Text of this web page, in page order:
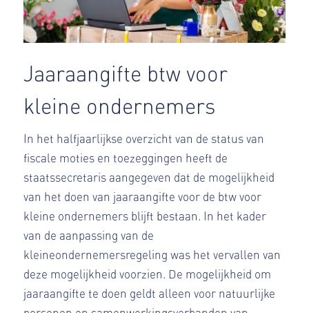
Jaaraangifte btw voor
kleine ondernemers
In het halfjaarlijkse overzicht van de status van
fiscale moties en toezeggingen heeft de
staatssecretaris aangegeven dat de mogelijkheid
van het doen van jaaraangifte voor de btw voor
kleine ondernemers blijft bestaan. In het kader
van de aanpassing van de
kleineondernemersregeling was het vervallen van
deze mogelijkheid voorzien. De mogelijkheid om
jaaraangifte te doen geldt alleen voor natuurlijke